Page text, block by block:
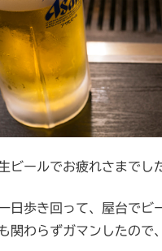
ビールでお疲れさまでし
日歩き回って、屋台でビ
関わらずガマンしたので